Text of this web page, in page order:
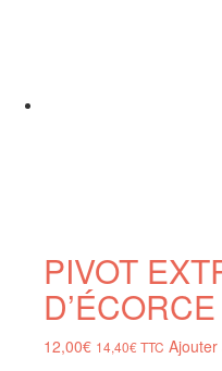
PIVOT
12,00€ 14,40€TTC